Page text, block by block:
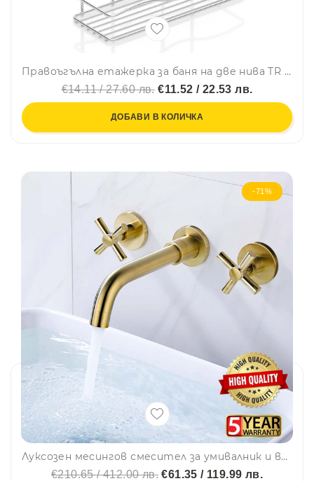
Правоъгълна етажерка за баня на две нива TR BK 012, 30х13х35 см, Закрепване с дюбел, Сребрист
€14.11 / 27.60 лв.€11.52 / 22.53 лв.
ДОБАВИ В КОЛИЧКА
-71%
Луксозен месингов смесител за умивалник и вана за вграждане - ретро, винтидж L-W365
€210.65 / 412.00 лв. €61.35 / 119.99 лв.